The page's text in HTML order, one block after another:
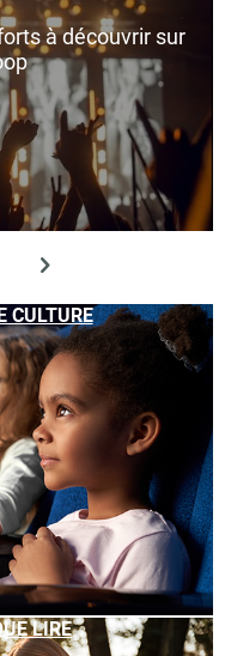
à découvrir sur
CULTURE
LIRE